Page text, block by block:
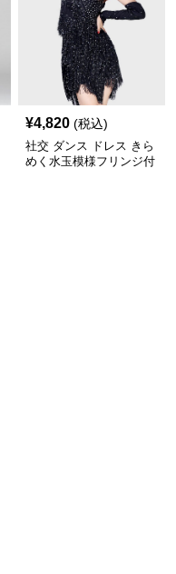
¥4,820 (税込)
社交 ダンス ドレス きら
めく水玉模様フリンジ付